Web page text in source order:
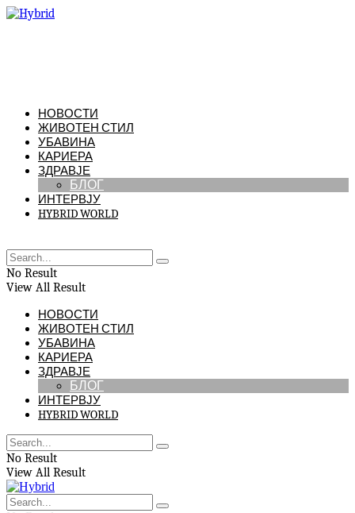
НОВОСТИ
ЖИВОТЕН СТИЛ
УБАВИНА
КАРИЕРА
ЗДРАВЈЕ
БЛОГ
ИНТЕРВЈУ
HYBRID WORLD
No Result
View All Result
НОВОСТИ
ЖИВОТЕН СТИЛ
УБАВИНА
КАРИЕРА
ЗДРАВЈЕ
БЛОГ
ИНТЕРВЈУ
HYBRID WORLD
No Result
View All Result